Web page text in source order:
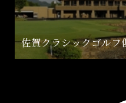
佐賀クラシックゴルフ